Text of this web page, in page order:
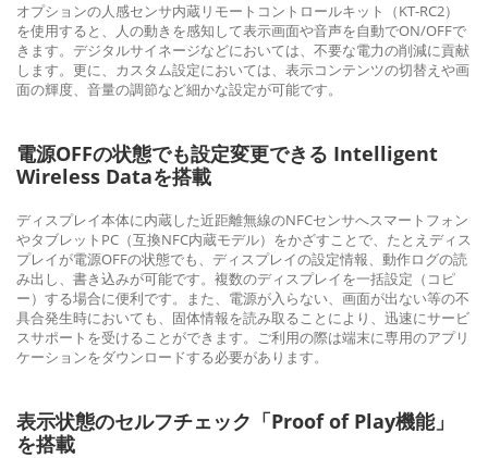
オプションの人感センサ内蔵リモートコントロールキット（KT-RC2）
を使用すると、人の動きを感知して表示画面や音声を自動でON/OFFで
きます。デジタルサイネージなどにおいては、不要な電力の削減に貢献
します。更に、カスタム設定においては、表示コンテンツの切替えや画
面の輝度、音量の調節など細かな設定が可能です。
電源OFFの状態でも設定変更できる Intelligent
Wireless Dataを搭載
ディスプレイ本体に内蔵した近距離無線のNFCセンサへスマートフォン
やタブレットPC（互換NFC内蔵モデル）をかざすことで、たとえディス
プレイが電源OFFの状態でも、ディスプレイの設定情報、動作ログの読
み出し、書き込みが可能です。複数のディスプレイを一括設定（コピ
ー）する場合に便利です。また、電源が入らない、画面が出ない等の不
具合発生時においても、固体情報を読み取ることにより、迅速にサービ
スサポートを受けることができます。ご利用の際は端末に専用のアプリ
ケーションをダウンロードする必要があります。
表示状態のセルフチェック「Proof of Play機能」
を搭載